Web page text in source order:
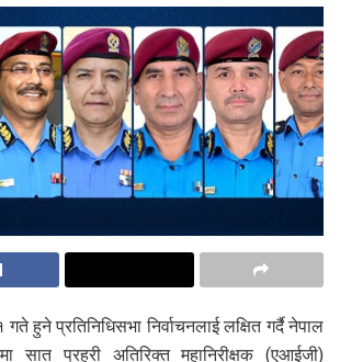
हुने प्रतिनिधिसभा निर्वाचनलाई लक्षित गर्दै नेपाल
सात प्रहरी अतिरिक्त महानिरीक्षक (एआईजी)